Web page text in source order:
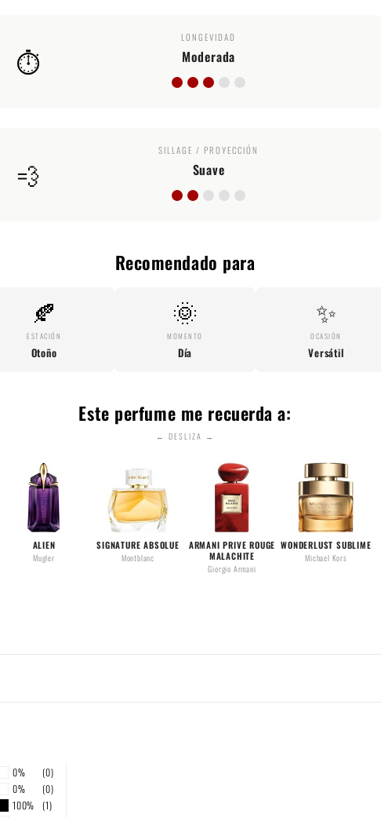
⏱️
LONGEVIDAD
Moderada
💨
SILLAGE / PROYECCIÓN
Suave
Recomendado para
🍂
ESTACIÓN
Otoño
🌞
MOMENTO
Día
✨
OCASIÓN
Versátil
Este perfume me recuerda a:
← DESLIZA →
ALIEN
Mugler
SIGNATURE ABSOLUE
Montblanc
ARMANI PRIVE ROUGE
MALACHITE
Giorgio Armani
WONDERLUST SUBLIME
Michael Kors
0%
(0)
0%
(0)
100%
(1)